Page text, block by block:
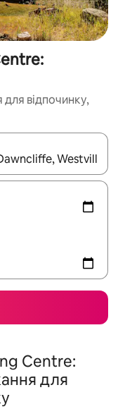
відпочинку,
для
Centre:
для